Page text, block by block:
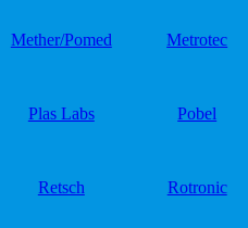
Mether/Pomed Metrotec
Plas Labs Pobel
Retsch Rotronic